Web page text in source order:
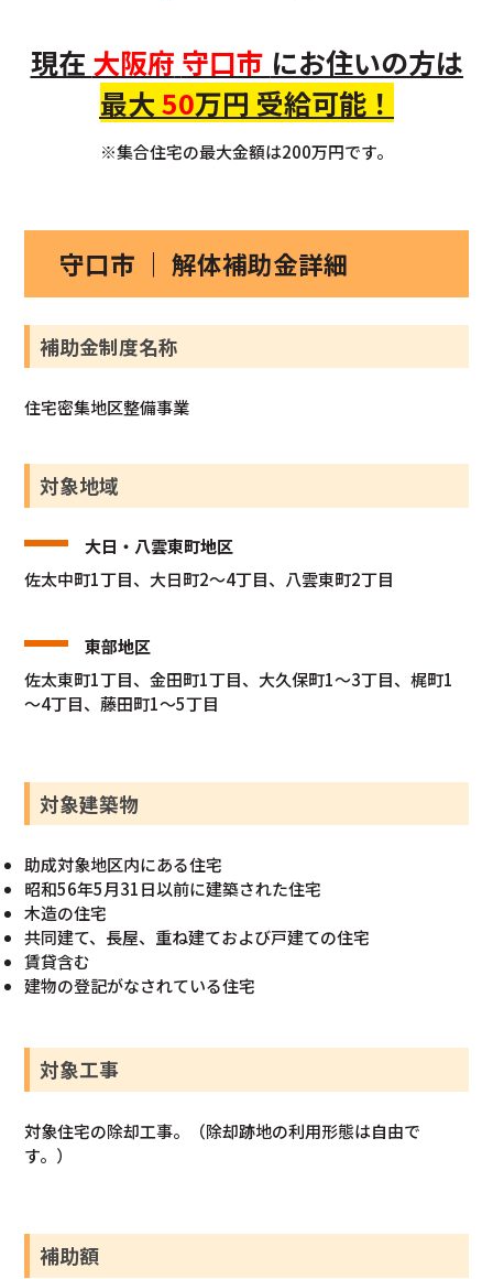
現在 大阪府 守口市 にお住いの方は
最大50万円 受給可能！
※集合住宅の最大金額は200万円です。
守口市 ｜ 解体補助金詳細
補助金制度名称
住宅密集地区整備事業
対象地域
大日・八雲東町地区
佐太中町1丁目、大日町2～4丁目、八雲東町2丁目
東部地区
佐太東町1丁目、金田町1丁目、大久保町1～3丁目、梶町1
～4丁目、藤田町1～5丁目
対象建築物
助成対象地区内にある住宅
昭和56年5月31日以前に建築された住宅
木造の住宅
共同建て、長屋、重ね建ておよび戸建ての住宅
賃貸含む
建物の登記がなされている住宅
対象工事
対象住宅の除却工事。（除却跡地の利用形態は自由で
す。）
補助額